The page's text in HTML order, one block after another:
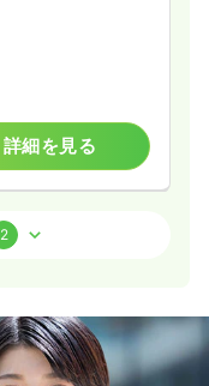
詳細を見る
2